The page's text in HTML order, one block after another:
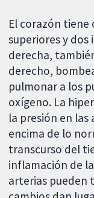
El corazón tiene
superiores y
derecha,
derecho,
pulmonar a los
oxígeno. La
la presión en
encima de lo
transcurso del
inflamación de
arterias pueden